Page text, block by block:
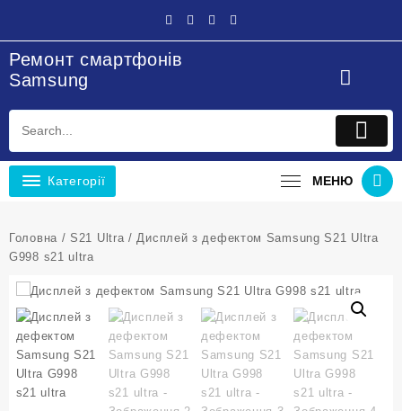
Ремонт смартфонів
Samsung
Категорії МЕНЮ
Головна /S21 Ultra / Дисплей з дефектом Samsung S21 Ultra
G998 s21 ultra